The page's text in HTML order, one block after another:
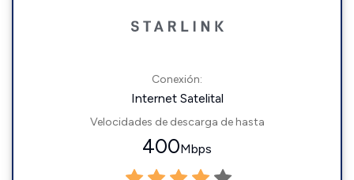
Conexión:
Internet Satelital
Velocidades de descarga de hasta
400Mbps